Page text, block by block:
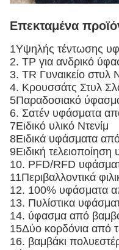
Επεκταμένα
1Υψηλής τέντωσης
2. ΤΡ για ανδρικό
3. TR Γυναικείο στυλ
4. Κρουσσάτς Στυλ
5Παραδοσιακό
6. Σατέν υφάσματα από
7Ειδικό υλικό Ντενίμ
8Ειδικά υφάσματα από
9Ειδική τελειοποίηση
10. PFD/RFD
11Περιβαλλοντικά
12. 100% υφάσματα
13. Πυλίστικα
14. ύφασμα από
15Δύο κορδόνια από
16. βαμβάκι